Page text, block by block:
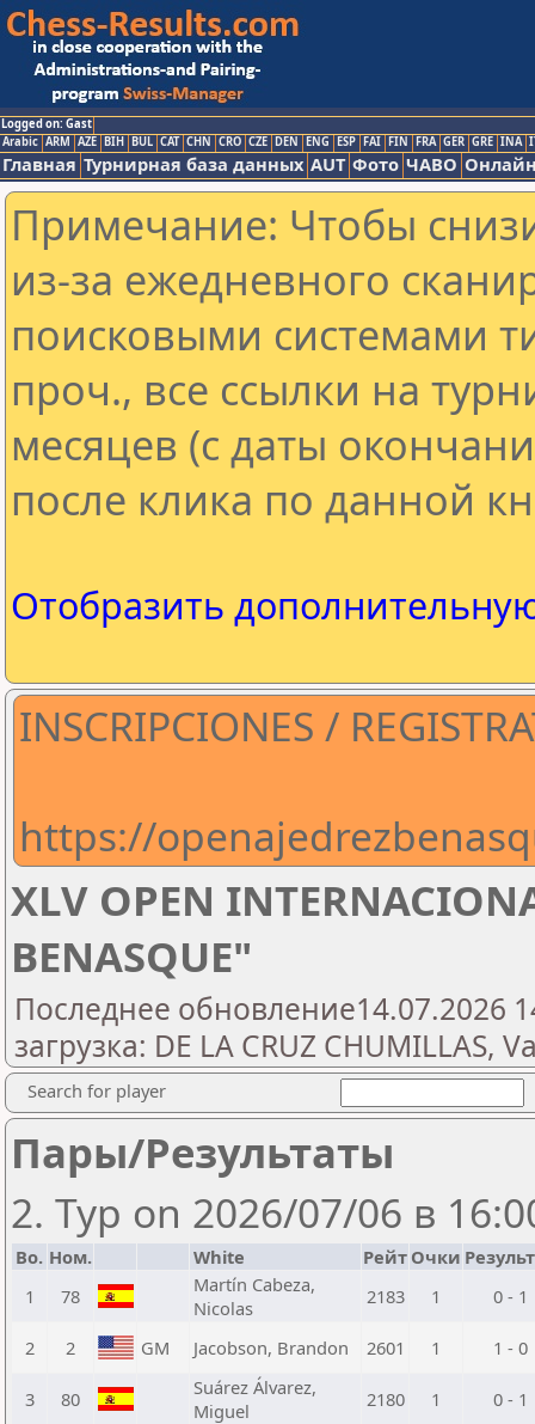
Logged on: Gast
Arabic ARM AZE BIH BUL CAT CHN CRO CZE DEN ENG ESP FAI FIN FRA GER GRE INA
Главная Турнирная база данных AUT Фото ЧАВО
Примечание: Чтобы
из-за ежедневного
поисковыми системами
проч., все ссылки на
месяцев (с даты
после клика по данной
Отобразить
INSCRIPCIONES /
https://
XLV OPEN
BENASQUE"
Последнее обновление14.07.2026
загрузка: DE LA CRUZ CHUMILLAS,
Search for player
Пары/Результаты
2. Тур on 2026/07/06 в
Bo. Ном. White Рейт Очки
1
78
Martín Cabeza,
Nicolas
2183 1 0 - 1
2 2 GM Jacobson, Brandon 2601 1 1 - 0
3 80
Suárez Álvarez,
Miguel
2180 1 0 - 1